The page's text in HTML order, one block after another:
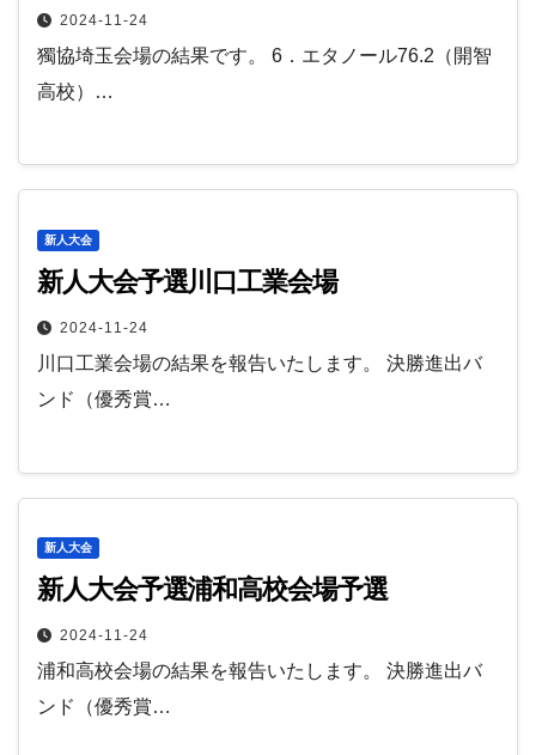
2024-11-24
獨協埼玉会場の結果です。 6．エタノール76.2（開智
高校）…
新人大会
新人大会予選川口工業会場
2024-11-24
川口工業会場の結果を報告いたします。 決勝進出バ
ンド（優秀賞…
新人大会
新人大会予選浦和高校会場予選
2024-11-24
浦和高校会場の結果を報告いたします。 決勝進出バ
ンド（優秀賞…